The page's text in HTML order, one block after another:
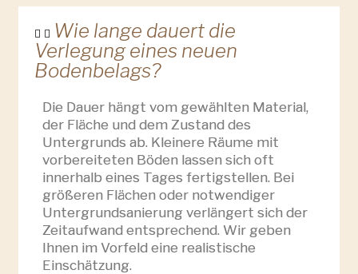
Wie lange dauert die
Verlegung eines neuen
Bodenbelags?
Die Dauer hängt vom gewählten Material,
der Fläche und dem Zustand des
Untergrunds ab. Kleinere Räume mit
vorbereiteten Böden lassen sich oft
innerhalb eines Tages fertigstellen. Bei
größeren Flächen oder notwendiger
Untergrundsanierung verlängert sich der
Zeitaufwand entsprechend. Wir geben
Ihnen im Vorfeld eine realistische
Einschätzung.